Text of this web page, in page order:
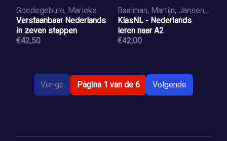
Goedegebure, Marieke
Verstaanbaar Nederlands
in zeven stappen
€42,50
Baalman, Martijn, Jansen, Fouke, Olijhoek, Vita, Valk, Anja
KlasNL - Nederlands
leren naar A2
€42,00
Vorige Pagina 1 van de 6 Volgende